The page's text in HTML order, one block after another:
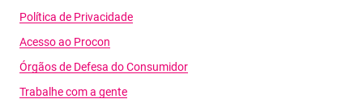
Política de Privacidade
Acesso ao Procon
Órgãos de Defesa do Consumidor
Trabalhe com a gente